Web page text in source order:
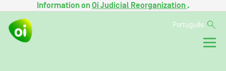
Information onOi Judicial Reorganization .
Português